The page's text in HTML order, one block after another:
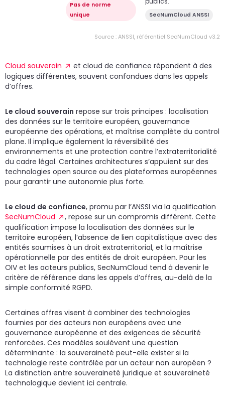
Pas de norme
unique
SecNumCloud ANSSI
Source : ANSSI, référentiel SecNumCloud v3.2
Cloud souverain
et cloud de confiance répondent à des
logiques différentes, souvent confondues dans les appels
d’offres.
Le cloud souverain repose sur trois principes : localisation
des données sur le territoire européen, gouvernance
européenne des opérations, et maîtrise complète du control
plane. Il implique également la réversibilité des
environnements et une protection contre l’extraterritorialité
du cadre légal. Certaines architectures s’appuient sur des
technologies open source ou des plateformes européennes
pour garantir une autonomie plus forte.
Le cloud de confiance, promu par l’ANSSI via la qualification
SecNumCloud
, repose sur un compromis différent. Cette
qualification impose la localisation des données sur le
territoire européen, l’absence de lien capitalistique avec des
entités soumises à un droit extraterritorial, et la maîtrise
opérationnelle par des entités de droit européen. Pour les
OIV et les acteurs publics, SecNumCloud tend à devenir le
critère de référence dans les appels d’offres, au-delà de la
simple conformité RGPD.
Certaines offres visent à combiner des technologies
fournies par des acteurs non européens avec une
gouvernance européenne et des exigences de sécurité
renforcées. Ces modèles soulèvent une question
déterminante : la souveraineté peut-elle exister si la
technologie reste contrôlée par un acteur non européen ?
La distinction entre souveraineté juridique et souveraineté
technologique devient ici centrale.